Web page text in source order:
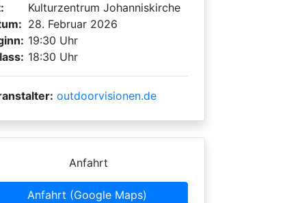
Kulturzentrum Johanniskirche
28. Februar 2026
19:30 Uhr
18:30 Uhr
outdoorvisionen.de
Anfahrt
Anfahrt (Google Maps)